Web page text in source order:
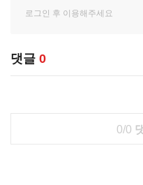
댓글 0
0/0